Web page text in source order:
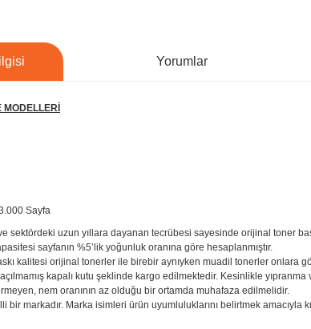
Yorumlar
Sayfa
sektördeki uzun yıllara dayanan tecrübesi sayesinde orijinal toner
sayfanın %5’lik yoğunluk oranına göre hesaplanmıştır.
kalitesi orijinal tonerler ile birebir aynıyken muadil tonerler
kapalı kutu şeklinde kargo edilmektedir. Kesinlikle
nem oranının az olduğu bir ortamda muhafaza edilmelidir.
bir markadır. Marka isimleri ürün uyumluluklarını belirtmek amacıyla